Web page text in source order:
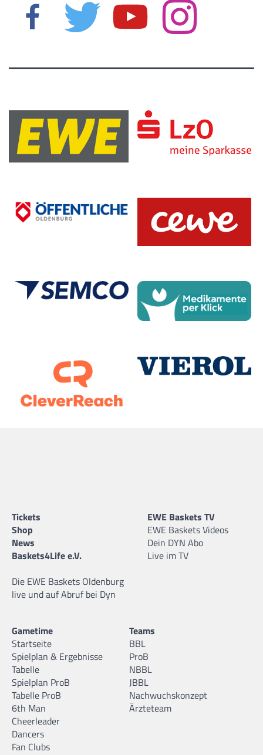
Tickets
Shop
News
Baskets4Life e.V.
Die EWE Baskets Oldenburg
live und auf Abruf bei Dyn
EWE Baskets TV
EWE Baskets Videos
Dein DYN Abo
Live im TV
Gametime
Startseite
Spielplan & Ergebnisse
Tabelle
Spielplan ProB
Tabelle ProB
6th Man
Cheerleader
Dancers
Fan Clubs
Teams
BBL
ProB
NBBL
JBBL
Nachwuchskonzept
Ärzteteam